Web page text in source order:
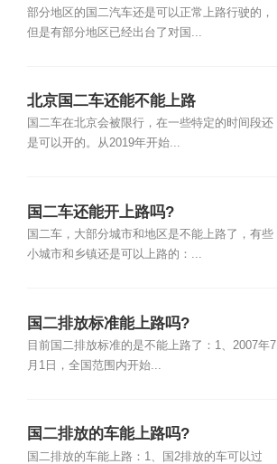
部分地区的国二汽车还是可以正常上路行驶的，
但是有部分地区已经出台了对国...
北京国二车还能不能上路
国二车在北京会被限行，在一些特定的时间段还
是可以开的。从2019年开始...
国二车还能开上路吗?
国二车，大部分城市和地区是不能上路了，有些
小城市和乡镇还是可以上路的：...
国二排放标准能上路吗?
目前国二排放标准的是不能上路了：1、2007年7
月1日，全国范围内开始...
国二排放的车能上路吗?
国二排放的车能上路：1、国2排放的车可以过